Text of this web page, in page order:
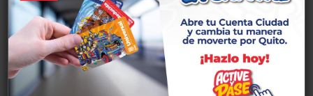
ADMINISTRACIÓN ZONAL QUITUMBE NOTICIAS
II Encuentro de Patrimonios Vivos
Quitumbe: Celebramos nuestras
raíces, tradiciones y memorias
vivas27 DE ABRIL DE 2025